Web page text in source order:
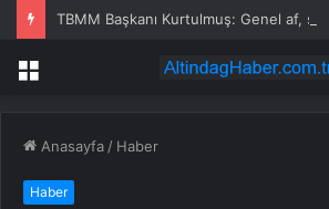
TBMM Başkanı Kurtulmuş: Genel af,
Menü
Anasayfa / Haber
Haber